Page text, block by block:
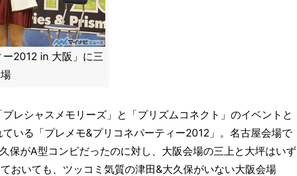
ー2012 in 大阪」に三
レシャスメモリーズ」と「プリズムコネクト」のイベントと
いる「プレメモ&プリコネパーティー2012」。名古屋会場で
保がA型コンビだったのに対し、大阪会場の三上と大坪はいず
おいても、ツッコミ気質の津田&大久保がいない大阪会場